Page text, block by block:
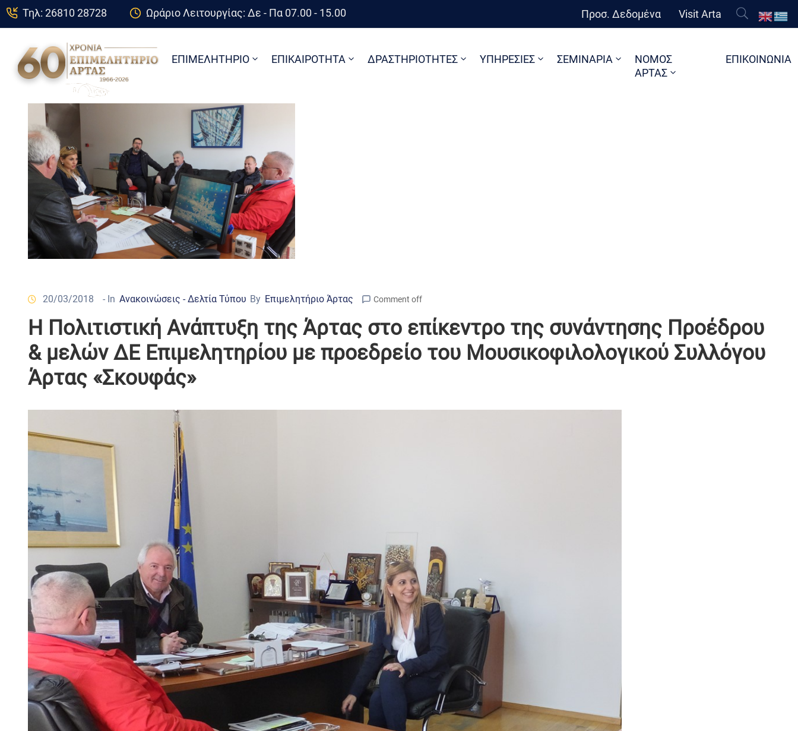
Τηλ: 26810 28728 Ωράριο Λειτουργίας: Δε - Πα 07.00 - 15.00 Προσ. Δεδομένα Visit Arta
ΕΠΙΜΕΛΗΤΗΡΙΟ ΕΠΙΚΑΙΡΟΤΗΤΑ ΔΡΑΣΤΗΡΙΟΤΗΤΕΣ ΥΠΗΡΕΣΙΕΣ ΣΕΜΙΝΑΡΙΑ
ΝΟΜΟΣ
ΑΡΤΑΣ
ΕΠΙΚΟΙΝΩΝΙΑ
20/03/2018 - In Ανακοινώσεις - Δελτία Τύπου By Επιμελητήριο Άρτας Comment off
Η Πολιτιστική Ανάπτυξη της Άρτας στο επίκεντρο της συνάντησης Προέδρου
& μελών ΔΕ Επιμελητηρίου με προεδρείο του Μουσικοφιλολογικού Συλλόγου
Άρτας «Σκουφάς»